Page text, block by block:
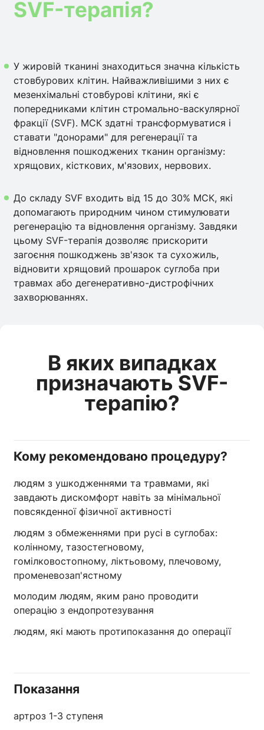
SVF-терапія?
У жировій тканині знаходиться значна кількість
стовбурових клітин. Найважливішими з них є
мезенхімальні стовбурові клітини, які є
попередниками клітин стромально-васкулярної
фракції (SVF). МСК здатні трансформуватися і
ставати "донорами" для регенерації та
відновлення пошкоджених тканин організму:
хрящових, кісткових, м'язових, нервових.
До складу SVF входить від 15 до 30% МСК, які
допомагають природним чином стимулювати
регенерацію та відновлення організму. Завдяки
цьому SVF-терапія дозволяє прискорити
загоєння пошкоджень зв'язок та сухожиль,
відновити хрящовий прошарок суглоба при
травмах або дегенеративно-дистрофічних
захворюваннях.
В яких випадках
призначають SVF-
терапію?
Кому рекомендовано процедуру?
людям з ушкодженнями та травмами, які
завдають дискомфорт навіть за мінімальної
повсякденної фізичної активності
людям з обмеженнями при русі в суглобах:
колінному, тазостегновому,
гомілковостопному, ліктьовому, плечовому,
променевозап'ястному
молодим людям, яким рано проводити
операцію з ендопротезування
людям, які мають протипоказання до операції
Показання
артроз 1-3 ступеня